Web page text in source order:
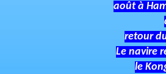
août à
retour
Le navire
le